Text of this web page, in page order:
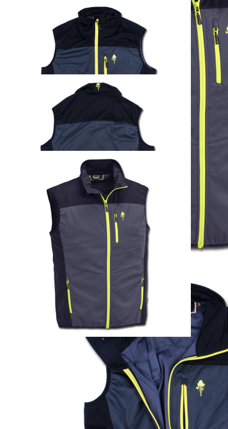
34,90 €
inkl. MwSt. zzgl. Versand
Zur Wunschliste hinzufügen
Sofort lieferbar
Federleichte und flexible 3-Lagen-Weste aus winddichtem und
wasserabweisendem 4-Wege-Stretch-Material mit softem Griff, 2
Einschubtaschen und 1 Brusttasche mit Reißverschluss. Nähte nicht
Material: 100 % Polyester.
Details zur Produktsicherheit
Im Rahmen der EU-Verordnung sind wir verpflichtet, Informationen
über den verantwortlichen Wirtschaftsakteur bereitzustellen. Dieser
ist für die Einhaltung der EU-Vorschriften zu unseren Produkten
Verantwortlicher Wirtschaftsakteur gemäß EU-Verordnung:
PAREYSHOP – Der Onlineshop fürJagen &Angeln